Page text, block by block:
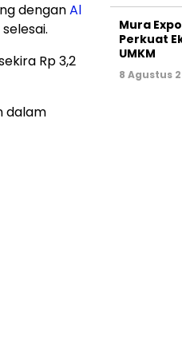
denganAl
Rp 3,2
dalam
Mura
Perkuat
UMKM
8 Agustus